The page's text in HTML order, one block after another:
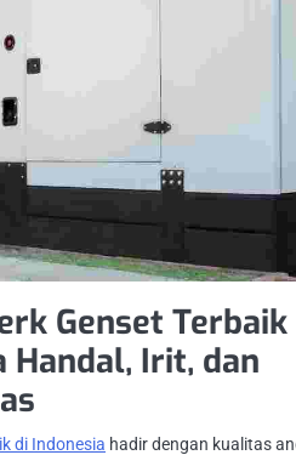
Genset Terbaik
Handal, Irit, dan
di Indonesia hadir dengan kualitas